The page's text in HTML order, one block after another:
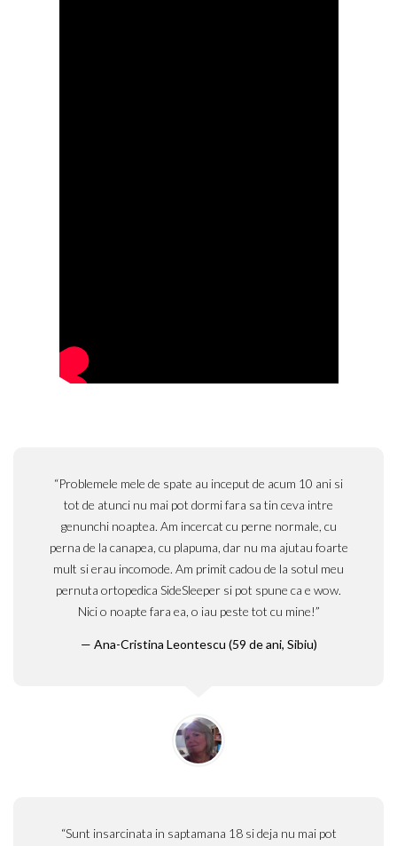
“Problemele mele de spate au inceput de acum 10 ani si
tot de atunci nu mai pot dormi fara sa tin ceva intre
genunchi noaptea. Am incercat cu perne normale, cu
perna de la canapea, cu plapuma, dar nu ma ajutau foarte
mult si erau incomode. Am primit cadou de la sotul meu
pernuta ortopedica SideSleeper si pot spune ca e wow.
Nici o noapte fara ea, o iau peste tot cu mine!”
Ana-Cristina Leontescu (59 de ani, Sibiu)
“Sunt insarcinata in saptamana 18 si deja nu mai pot